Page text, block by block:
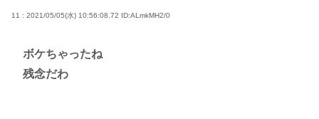
11 : 2021/05/05(水) 10:56:08.72 ID:ALmkMH2/0
ボケちゃったね
残念だわ